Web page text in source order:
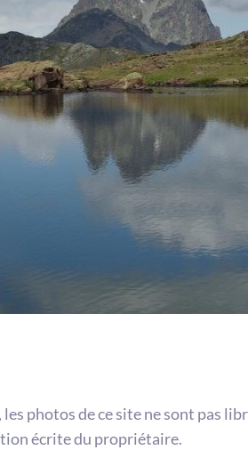
photos de ce site ne sont pas
écrite du propriétaire.